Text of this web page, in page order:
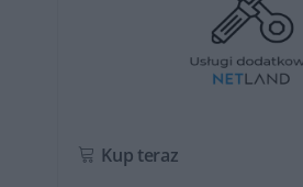
Kup teraz